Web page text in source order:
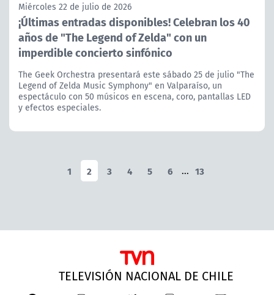
Miércoles 22 de julio de 2026
¡Últimas entradas disponibles! Celebran los 40
años de "The Legend of Zelda" con un
imperdible concierto sinfónico
The Geek Orchestra presentará este sábado 25 de julio "The
Legend of Zelda Music Symphony" en Valparaíso, un
espectáculo con 50 músicos en escena, coro, pantallas LED
y efectos especiales.
1 2 3 4 5 6 ... 13
TELEVISIÓN NACIONAL DE CHILE